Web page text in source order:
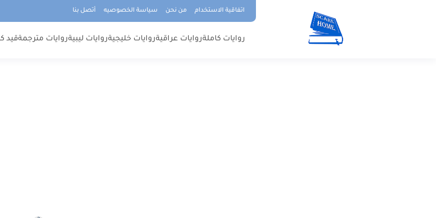
اتفاقية الاستخدام من نحن سياسة الخصوصيه أتصل بنا
روايات كاملةروايات عراقيةروايات خليجيةروايات ليبيةروايات مترجمةقيد